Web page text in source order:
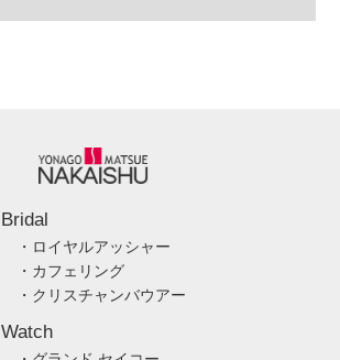
Bridal
・ロイヤルアッシャー
・カフェリング
・クリスチャンバウアー
Watch